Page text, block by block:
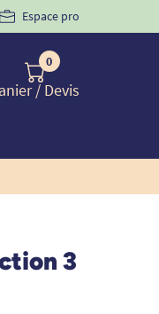
Espace pro
0
/ Devis
3